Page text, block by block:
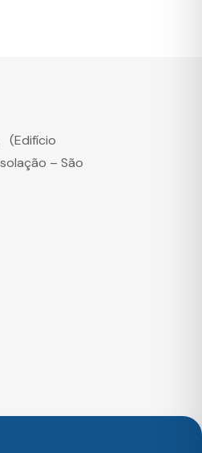
(Edifício
– São